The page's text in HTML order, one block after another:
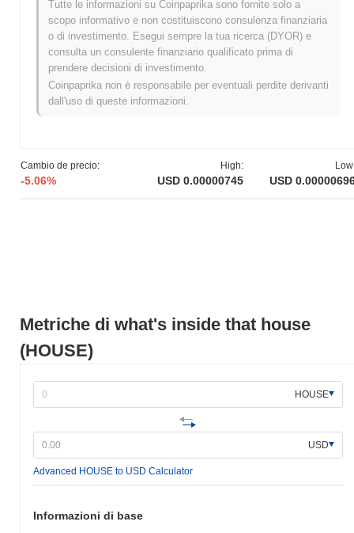
Metriche di what's inside that house
(HOUSE)
HOUSE
USD
Advanced HOUSE to USD Calculator
Informazioni di base
Cambio de precio:
-5.06%
High:
USD 0.00000745 USD
termine dell'attività di trading.
Qual è lo storico della fascia di prezzo di what's
inside that house?
Massimo Storico (ATH):
Minimo Storico (ATL):
NaN
Qual è l'attuale capitalizzazione di mercato di
what's inside that house?
Negli ultimi 7 giorni, what's inside that house ha diminuito del
6.54%, sottoperformando il mercato crypto complessivo che ha
registrato un guadagno del
del mercato più ampio.
Tutte le informazioni su Coinpaprika sono fornite solo a
scopo informativo e non costituiscono consulenza finanziaria
o di investimento. Esegui sempre la tua ricerca (DYOR) e
consulta un consulente finanziario qualificato prima di
prendere decisioni di investimento.
Coinpaprika non è responsabile per eventuali perdite derivanti
dall'uso di queste informazioni.